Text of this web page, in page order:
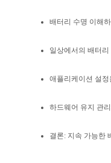
배터리 수명 이해하
일상에서의 배터리
애플리케이션 설
하드웨어 유지 관
결론: 지속 가능한